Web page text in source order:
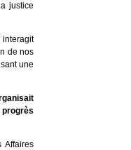
justice
de nos
une
progrès
Affaires